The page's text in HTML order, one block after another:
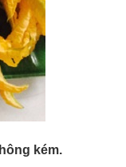
kém.